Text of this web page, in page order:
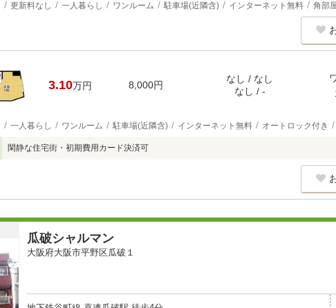
更新料なし 一人暮らし ワンルーム 駐車場(近隣含) インターネット無料 角部
3.10万円 8,000円
なし / なし
なし / -
一人暮らし ワンルーム 駐車場(近隣含) インターネット無料 オートロック付き
閑静な住宅街・初期費用カード決済可
瓜破シャルマン
大阪府大阪市平野区瓜破１